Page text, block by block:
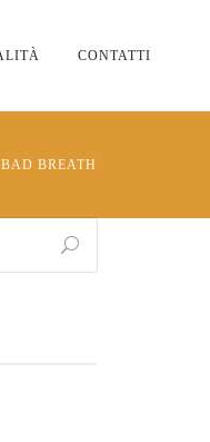
CONTATTI
BREATH